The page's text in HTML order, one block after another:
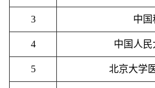
3 中国
4 中国人民
5 北京大学